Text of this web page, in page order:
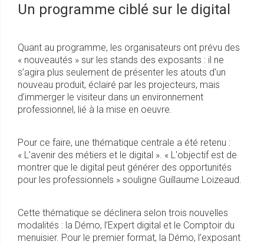
Un programme ciblé sur le digital
Quant au programme, les organisateurs ont prévu des
« nouveautés » sur les stands des exposants : il ne
s’agira plus seulement de présenter les atouts d’un
nouveau produit, éclairé par les projecteurs, mais
d’immerger le visiteur dans un environnement
professionnel, lié à la mise en oeuvre.
Pour ce faire, une thématique centrale a été retenu :
« L’avenir des métiers et le digital ». « L'objectif est de
montrer que le digital peut générer des opportunités
pour les professionnels » souligne Guillaume Loizeaud.
Cette thématique se déclinera selon trois nouvelles
modalités : la Démo, l’Expert digital et le Comptoir du
menuisier. Pour le premier format, la Démo, l’exposant